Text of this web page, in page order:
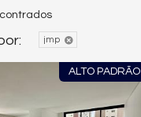
jmp
ALTO PADRÃO